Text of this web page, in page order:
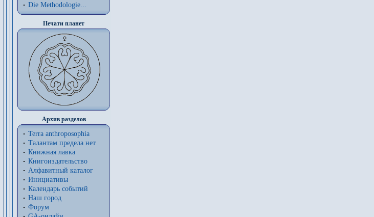
Die Methodologie...
Печати планет
Архив разделов
Terra anthroposophia
Талантам предела нет
Книжная лавка
Книгоиздательство
Алфавитный каталог
Инициативы
Календарь событий
Наш город
Форум